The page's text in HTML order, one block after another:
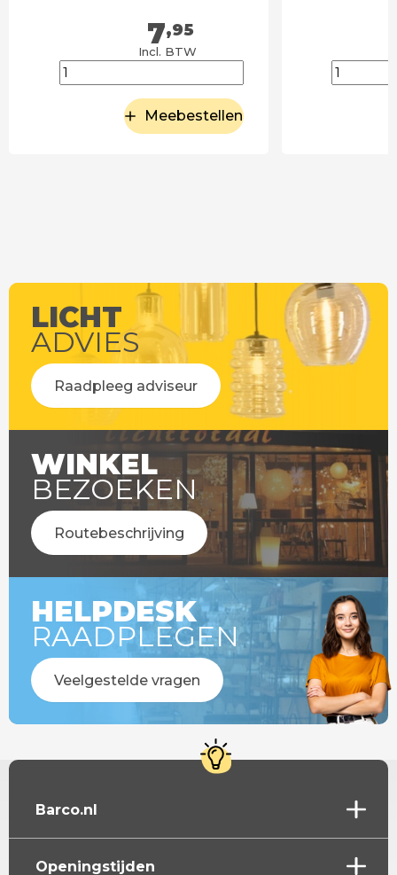
7,95
Incl. BTW
Meebestellen
LICHT
ADVIES
Raadpleeg adviseur
WINKEL
BEZOEKEN
Routebeschrijving
HELPDESK
RAADPLEGEN
Veelgestelde vragen
Barco.nl
Openingstijden